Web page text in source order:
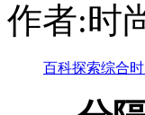
作者:时
百科探索综合